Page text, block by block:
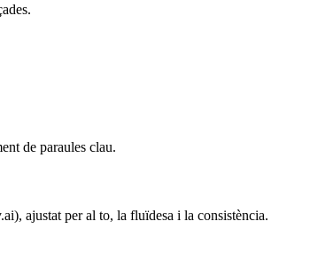
de paraules clau.
ajustat per al to, la fluïdesa i la consistència.